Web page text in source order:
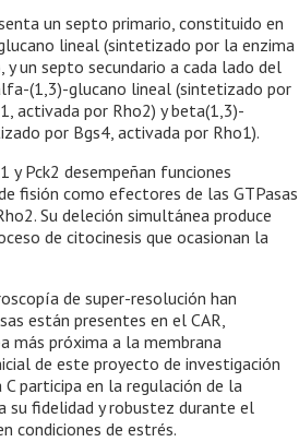
un septo primario, constituido en
lineal (sintetizado por la enzima
un septo secundario a cada lado del
(1,3)-glucano lineal (sintetizado por
activada por Rho2) y beta(1,3)-
por Bgs4, activada por Rho1).
y Pck2 desempeñan funciones
fisión como efectores de las GTPasas
Su deleción simultánea produce
de citocinesis que ocasionan la
de super-resolución han
están presentes en el CAR,
más próxima a la membrana
de este proyecto de investigación
participa en la regulación de la
su fidelidad y robustez durante el
condiciones de estrés.